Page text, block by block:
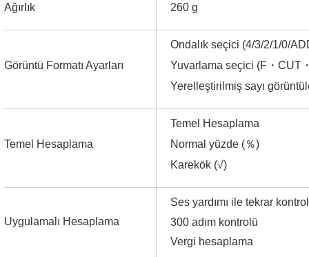
Ağırlık 260 g
Görüntü Formatı Ayarları
Ondalık seçici (4/3/2/1/0/
Yuvarlama seçici (F ・ CUT
Yerelleştirilmiş sayı
Temel Hesaplama
Temel Hesaplama
Normal yüzde (％)
Karekök (√)
Uygulamalı Hesaplama
Ses yardımı ile tekrar
300 adım kontrolü
Vergi hesaplama